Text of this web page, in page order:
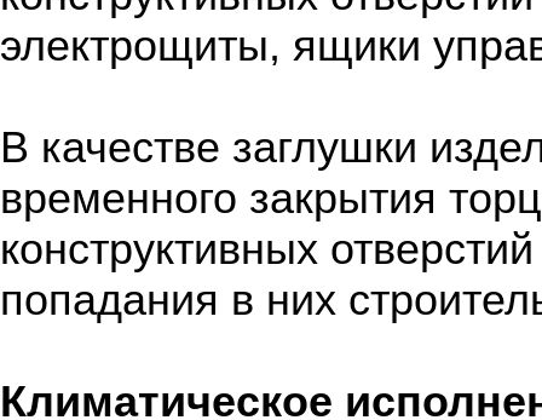
электрощиты, ящики
В качестве заглушки
временного закрытия
конструктивных
попадания в них
Климатическое